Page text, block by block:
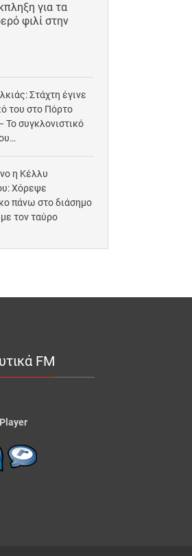
για τα
φιλί στην
Στάχτη έγινε
του στο Πόρτο
Το συγκλονιστικό
η Κέλλυ
Χόρεψε
πάνω στο διάσημο
τον ταύρο
FM